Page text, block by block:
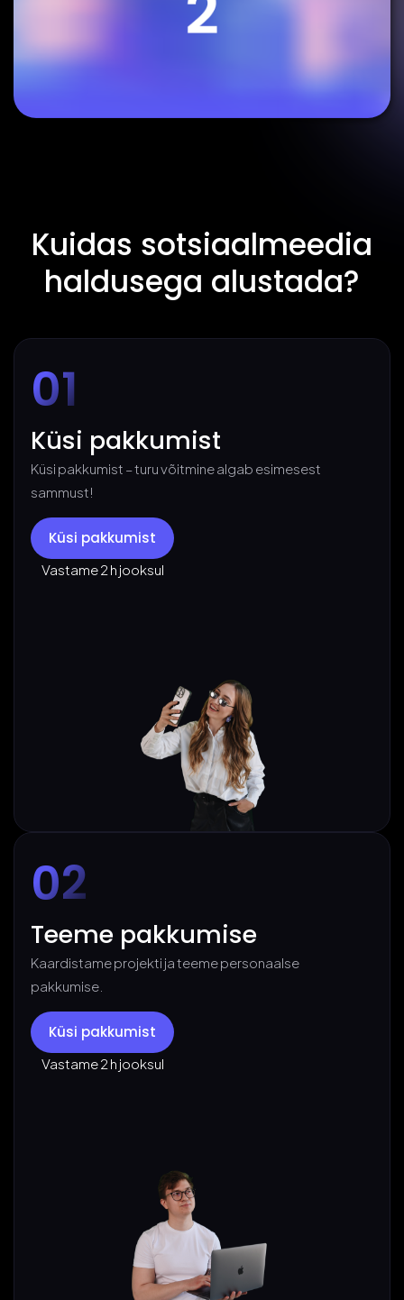
Kuidas sotsiaalmeedia
haldusega alustada?
01
Küsi pakkumist
Küsi pakkumist – turu võitmine algab esimesest
sammust!
Küsi pakkumist
Vastame 2 h jooksul
02
Teeme pakkumise
Kaardistame projekti ja teeme personaalse
pakkumise.
Küsi pakkumist
Vastame 2 h jooksul